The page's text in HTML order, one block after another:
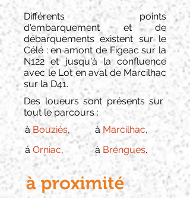
Différents points
d'embarquement et de
débarquements existent sur le
Célé : en amont de Figeac sur la
N122 et jusqu'à la confluence
avec le Lot en aval de Marcilhac
sur la D41.
Des loueurs sont présents sur
tout le parcours :
à Bouziès, à Marcilhac,
à Orniac, à Brengues.